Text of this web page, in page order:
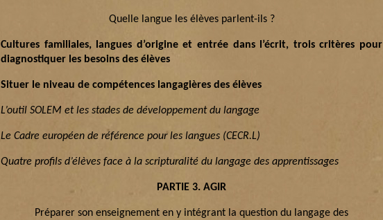
Quelle langue les élèves parlent-ils ?
Cultures familiales, langues d’origine et entrée dans l’écrit, trois critères pour
diagnostiquer les besoins des élèves
Situer le niveau de compétences langagières des élèves
L’outil SOLEM et les stades de développement du langage
Le Cadre européen de référence pour les langues (CECR.L)
Quatre profils d’élèves face à la scripturalité du langage des apprentissages
PARTIE 3. AGIR
Préparer son enseignement en y intégrant la question du langage des